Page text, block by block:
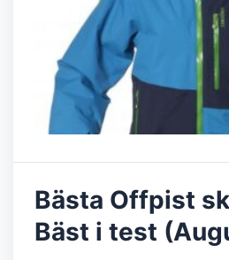
Bästa Offpist
Bäst i test